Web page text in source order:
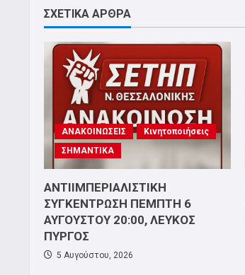
ΣΧΕΤΙΚΑ ΑΡΘΡΑ
ΑΝΑΚΟΙΝΩΣΕΙΣ
Κινητοποιήσεις
ΣΗΜΑΝΤΙΚΑ
ΑΝΤΙΙΜΠΕΡΙΑΛΙΣΤΙΚΗ
ΣΥΓΚΕΝΤΡΩΣΗ ΠΕΜΠΤΗ 6
ΑΥΓΟΥΣΤΟΥ 20:00, ΛΕΥΚΟΣ
ΠΥΡΓΟΣ
5 Αυγούστου, 2026